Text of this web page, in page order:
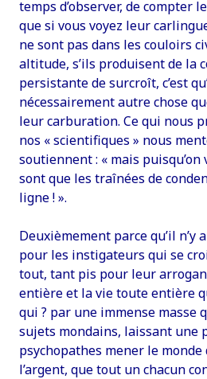
temps d’observer, de compter
que si vous voyez leur
ne sont pas dans les couloirs
altitude, s’ils produisent de la
persistante de surcroît, c’est
nécessairement autre chose
leur carburation. Ce qui nous
nos « scientifiques » nous
soutiennent : « mais puisqu’on
sont que les traînées de
ligne ! ».
Deuxièmement parce qu’il n’y
pour les instigateurs qui se
tout, tant pis pour leur
entière et la vie toute entière
qui ? par une immense masse
sujets mondains, laissant une
psychopathes mener le
l’argent, que tout un chacun